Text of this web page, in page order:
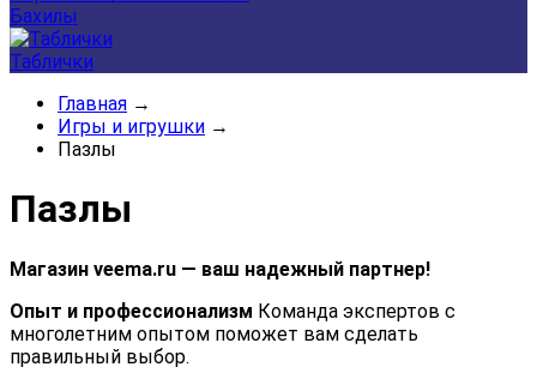
Бахилы
Таблички
Главная →
Игры и игрушки →
Пазлы
Пазлы
Магазин veema.ru — ваш надежный партнер!
Опыт и профессионализм Команда экспертов с
многолетним опытом поможет вам сделать
правильный выбор.